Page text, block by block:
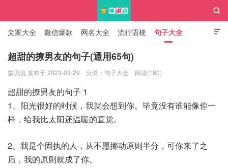

文案大全 微信爆款 网名大全 流行语梗 句子大全
知识大全

超甜的撩男友的句子(通用65句)
集说说 发布于 2023-03-29 分类： 句子大全 阅读(180)
超甜的撩男友的句子 1
1、阳光很好的时候，我就会想到你。毕竟没有谁能像你一
样，给我比太阳还温暖的直觉。
2、我是个固执的人，从不愿挪动原则半分，可你来了之
后，我的原则就成了你。